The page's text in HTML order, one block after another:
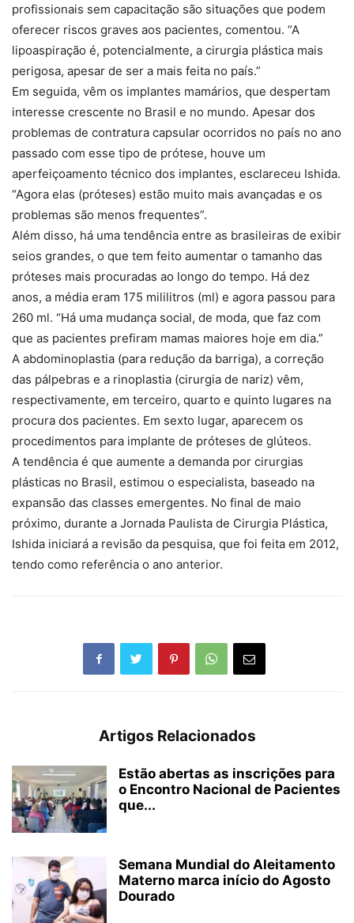
profissionais sem capacitação são situações que podem
oferecer riscos graves aos pacientes, comentou. “A
lipoaspiração é, potencialmente, a cirurgia plástica mais
perigosa, apesar de ser a mais feita no país.”
Em seguida, vêm os implantes mamários, que despertam
interesse crescente no Brasil e no mundo. Apesar dos
problemas de contratura capsular ocorridos no país no ano
passado com esse tipo de prótese, houve um
aperfeiçoamento técnico dos implantes, esclareceu Ishida.
“Agora elas (próteses) estão muito mais avançadas e os
problemas são menos frequentes”.
Além disso, há uma tendência entre as brasileiras de exibir
seios grandes, o que tem feito aumentar o tamanho das
próteses mais procuradas ao longo do tempo. Há dez
anos, a média eram 175 mililitros (ml) e agora passou para
260 ml. “Há uma mudança social, de moda, que faz com
que as pacientes prefiram mamas maiores hoje em dia.”
A abdominoplastia (para redução da barriga), a correção
das pálpebras e a rinoplastia (cirurgia de nariz) vêm,
respectivamente, em terceiro, quarto e quinto lugares na
procura dos pacientes. Em sexto lugar, aparecem os
procedimentos para implante de próteses de glúteos.
A tendência é que aumente a demanda por cirurgias
plásticas no Brasil, estimou o especialista, baseado na
expansão das classes emergentes. No final de maio
próximo, durante a Jornada Paulista de Cirurgia Plástica,
Ishida iniciará a revisão da pesquisa, que foi feita em 2012,
tendo como referência o ano anterior.
Artigos Relacionados
Estão abertas as inscrições para
o Encontro Nacional de Pacientes
que...
Semana Mundial do Aleitamento
Materno marca início do Agosto
Dourado